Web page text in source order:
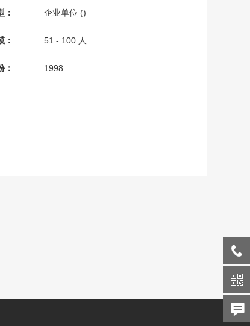
： 企业单位 ()
： 51 - 100 人
： 1998